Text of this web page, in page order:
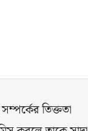
তিক্ততা